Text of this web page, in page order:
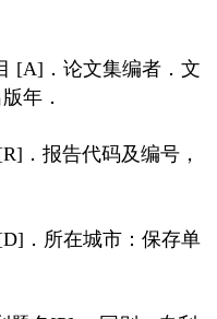
[A]．论文集编者．文
年．
．报告代码及编号，
．所在城市：保存单